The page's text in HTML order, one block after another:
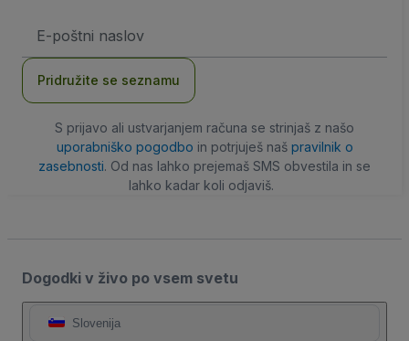
naslov
Pridružite se seznamu
S prijavo ali ustvarjanjem računa se strinjaš z našo
uporabniško pogodbo in potrjuješ naš pravilnik o
zasebnosti. Od nas lahko prejemaš SMS obvestila in se
lahko kadar koli odjaviš.
Dogodki v živo po vsem svetu
Slovenija